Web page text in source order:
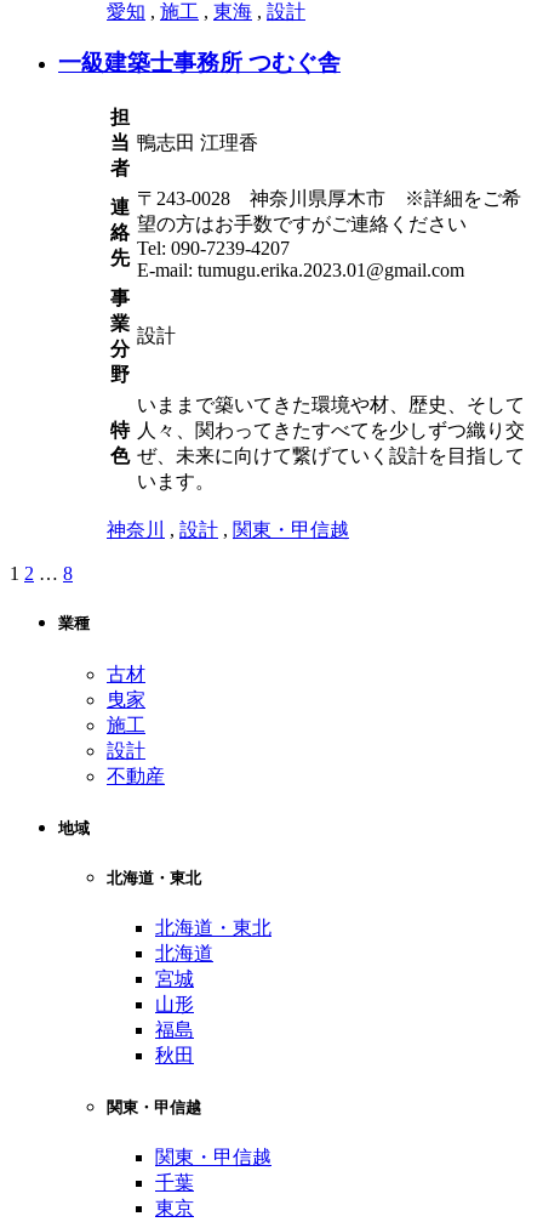
愛知 , 施工 , 東海 , 設計
一級建築士事務所 つむぐ舎
担
当
者
鴨志田 江理香
連
絡
先
〒243-0028 神奈川県厚木市 ※詳細をご希
望の方はお手数ですがご連絡ください
Tel: 090-7239-4207
E-mail: tumugu.erika.2023.01@gmail.com
事
業
分
野
設計
特
色
いままで築いてきた環境や材、歴史、そして
人々、関わってきたすべてを少しずつ織り交
ぜ、未来に向けて繋げていく設計を目指して
います。
神奈川 , 設計 , 関東・甲信越
投
1 2 … 8次
ペ
ジ
業種
古材
曳家
施工
設計
不動産
地域
北海道・東北
北海道・東北
北海道
宮城
山形
福島
秋田
関東・甲信越
関東・甲信越
千葉
東京